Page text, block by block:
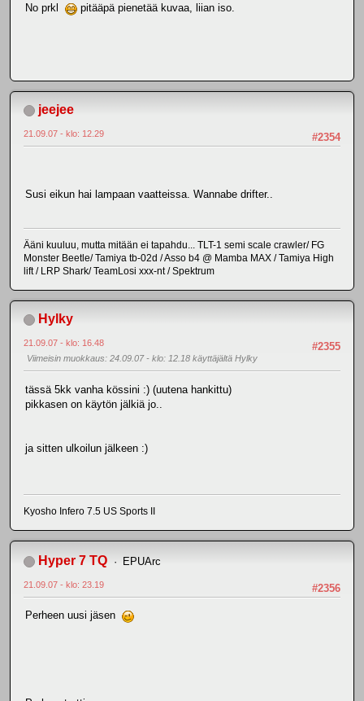
No prkl pitääpä pienetää kuvaa, liian iso.
jeejee
#2354
21.09.07 - klo: 12.29
Susi eikun hai lampaan vaatteissa. Wannabe drifter..
Ääni kuuluu, mutta mitään ei tapahdu... TLT-1 semi scale crawler/ FG
Monster Beetle/ Tamiya tb-02d / Asso b4 @ Mamba MAX / Tamiya High
lift / LRP Shark/ TeamLosi xxx-nt / Spektrum
Hylky
#2355
21.09.07 - klo: 16.48
Viimeisin muokkaus: 24.09.07 - klo: 12.18 käyttäjältä Hylky
tässä 5kk vanha kössini :) (uutena hankittu)
pikkasen on käytön jälkiä jo..
ja sitten ulkoilun jälkeen :)
Kyosho Infero 7.5 US Sports II
Hyper 7 TQ EPUArc
#2356
21.09.07 - klo: 23.19
Perheen uusi jäsen